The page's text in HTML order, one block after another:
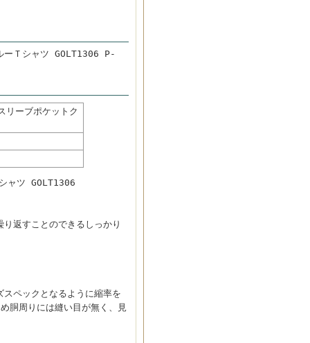
ーＴシャツ GOLT1306 P-
ーブポケットク
ャツ GOLT1306
返すことのできるしっかり
ペックとなるように縮率を
胴周りには縫い目が無く、見